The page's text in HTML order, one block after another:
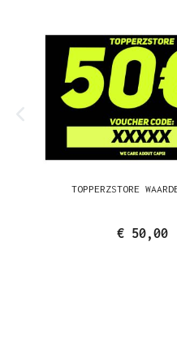
TOPPERZSTORE
€ 50,00